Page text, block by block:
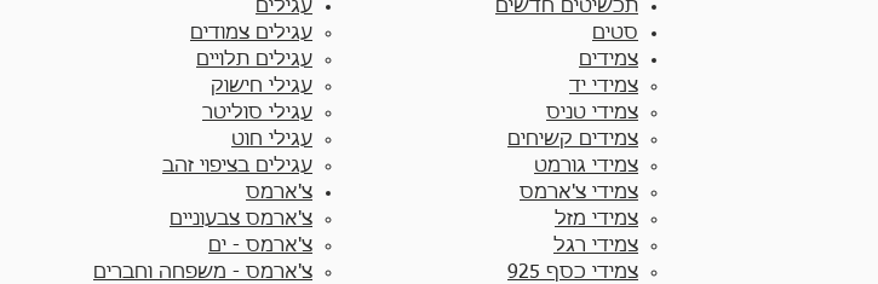
עגילים
עגילים צמודים​
עגילים תלויים
עגילי חישוק
עגילי סוליטר
עגילי חוט
עגילים בציפוי זהב
צ'ארמס
צ'ארמס צבעוניים​
צ'ארמס - ים
צ'ארמס - משפחה וחברים
תכשיטים חדשים
סטים
צמידים
צמידי יד​
צמידי טניס
צמידים קשיחים
צמידי גורמט
צמידי צ'ארמס
צמידי מזל
צמידי רגל
צמידי כסף 925